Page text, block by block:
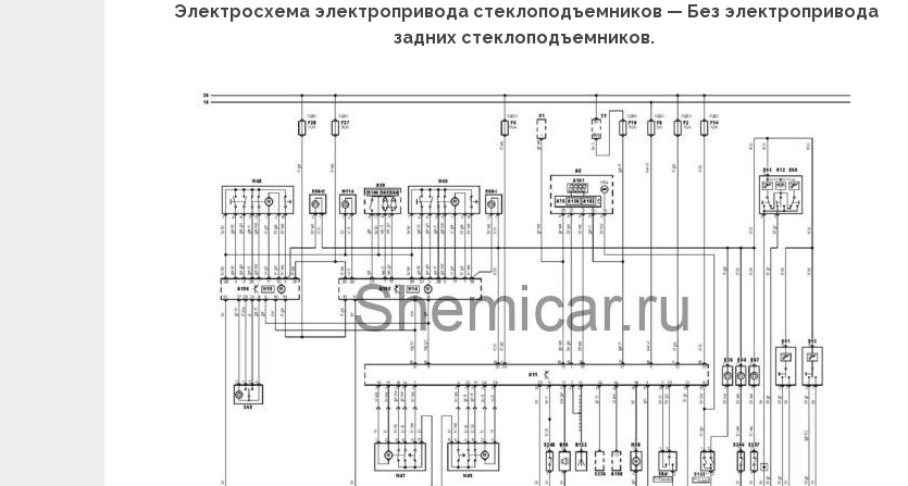
Электросхема электропривода стеклоподъемников — Без электропривода
задних стеклоподъемников.